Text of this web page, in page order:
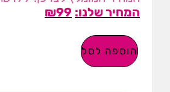
₪99
הוספה לסל